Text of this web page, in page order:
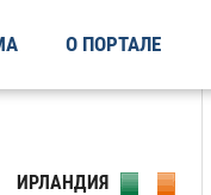
О ПОРТАЛЕ
ИРЛАНДИЯ